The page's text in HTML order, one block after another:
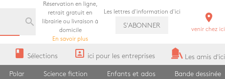
search
Réservation en ligne,
retrait gratuit en
librairie ou livraison à
domicile
En savoir plus
Les lettres d'information d'ici
S'ABONNER
room
venir chez ici
book Sélections portrait ici pour les entreprises Les amis d'ici
Polar Science fiction Enfants et ados Bande dessinée